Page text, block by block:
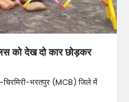
को देख दो कार छोड़कर
भरतपुर (MCB) जिले में